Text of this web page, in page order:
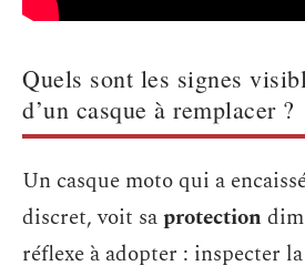
Quels sont les signes
d’un casque à remplacer ?
Un casque moto qui a
discret, voit saprotection
réflexe à adopter : inspecter la